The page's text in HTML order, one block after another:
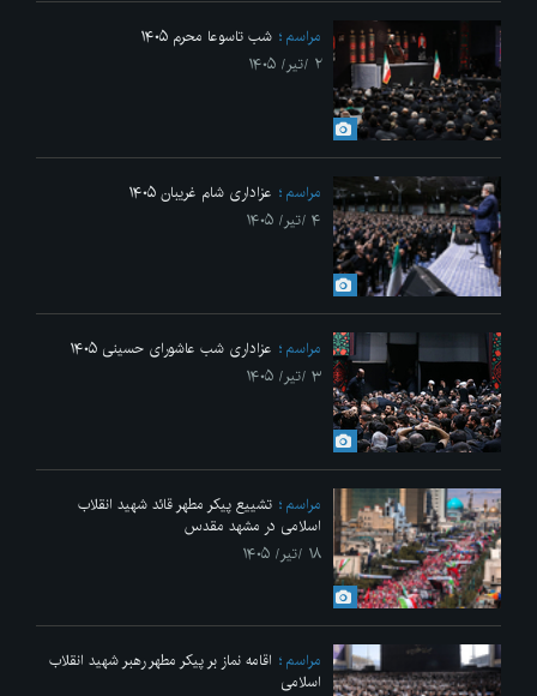
مراسم
شب تاسوعا محرم ۱۴۰۵
۲ /تیر/ ۱۴۰۵
مراسم
عزاداری شام غریبان ۱۴۰۵
۴ /تیر/ ۱۴۰۵
مراسم
عزاداری شب عاشورای حسینی ۱۴۰۵
۳ /تیر/ ۱۴۰۵
مراسم
تشییع پیکر مطهر قائد شهید انقلاب
اسلامی در مشهد مقدس
۱۸ /تیر/ ۱۴۰۵
مراسم
اقامه نماز بر پیکر مطهر رهبر شهید انقلاب
اسلامی